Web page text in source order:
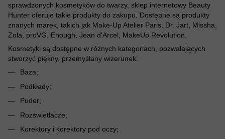
sprawdzonych kosmetyków do twarzy, sklep internetowy Beauty
Hunter oferuje takie produkty do zakupu. Dostępne są produkty
znanych marek, takich jak Make-Up Atelier Paris, Dr. Jart, Missha,
Zola, proVG, Enough, Jean d'Arcel, MakeUp Revolution.
Kosmetyki są dostępne w różnych kategoriach, pozwalających
stworzyć piękny, przemyślany wizerunek:
Baza;
Podkłady;
Puder;
Rozświetlacze;
Korektory i korektory pod oczy;